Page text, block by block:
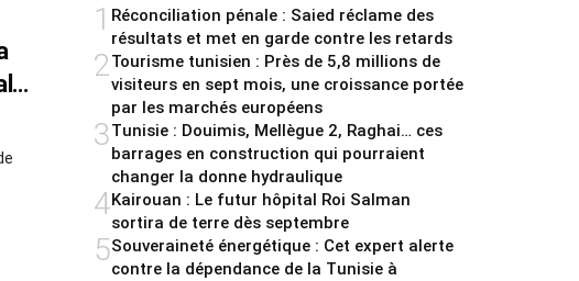
1 Réconciliation pénale : Saied réclame des
résultats et met en garde contre les retards
2Tourisme tunisien : Près de 5,8 millions de
visiteurs en sept mois, une croissance portée
par les marchés européens
3Tunisie : Douimis, Mellègue 2, Raghai… ces
barrages en construction qui pourraient
changer la donne hydraulique
4Kairouan : Le futur hôpital Roi Salman
sortira de terre dès septembre
5Souveraineté énergétique : Cet expert alerte
contre la dépendance de la Tunisie à